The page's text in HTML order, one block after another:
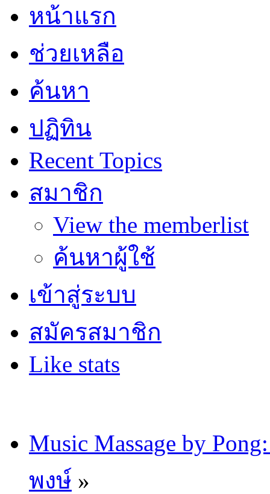
หน้าแรก
ช่วยเหลือ
ค้นหา
ปฏิทิน
Recent Topics
สมาชิก
View the memberlist
ค้นหาผู้ใช้
เข้าสู่ระบบ
สมัครสมาชิก
Like stats
Music Massage by
พงษ์ »